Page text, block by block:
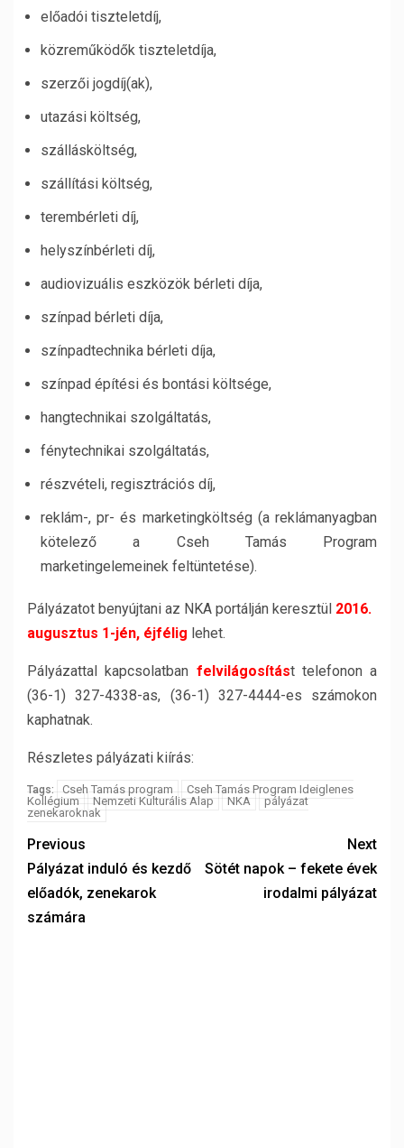
előadói tiszteletdíj,
közreműködők tiszteletdíja,
szerzői jogdíj(ak),
utazási költség,
szállásköltség,
szállítási költség,
terembérleti díj,
helyszínbérleti díj,
audiovizuális eszközök bérleti díja,
színpad bérleti díja,
színpadtechnika bérleti díja,
színpad építési és bontási költsége,
hangtechnikai szolgáltatás,
fénytechnikai szolgáltatás,
részvételi, regisztrációs díj,
reklám-, pr- és marketingköltség (a reklámanyagban
kötelező a Cseh Tamás Program
marketingelemeinek feltüntetése).
Pályázatot benyújtani az NKA portálján keresztül 2016.
augusztus 1-jén, éjfélig lehet.
Pályázattal kapcsolatban felvilágosítást telefonon a
(36-1) 327-4338-as, (36-1) 327-4444-es számokon
kaphatnak.
Részletes pályázati kiírás:
Tags: Cseh Tamás program
Cseh Tamás Program Ideiglenes
Kollégium
Nemzeti Kulturális Alap NKA
pályázat
zenekaroknak
Previous
Pályázat induló és kezdő
előadók, zenekarok
számára
Next
Sötét napok – fekete évek
irodalmi pályázat